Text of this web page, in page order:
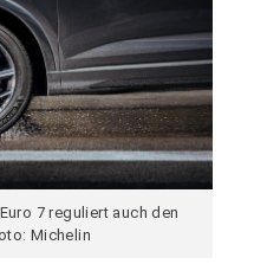
7 reguliert auch den
Michelin